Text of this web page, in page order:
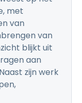
met
van
van
blijkt uit
aan
zijn werk